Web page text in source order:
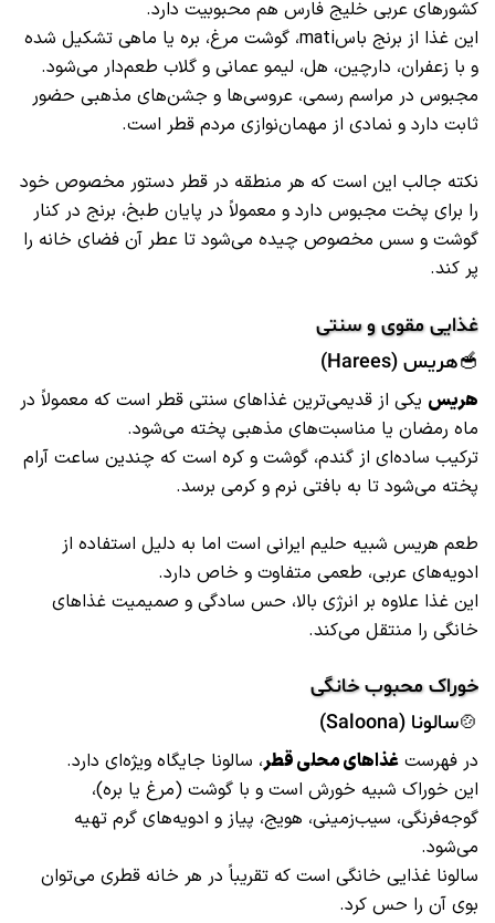
کشورهای عربی خلیج فارس هم محبوبیت دارد.
این غذا از برنج باسmati، گوشت مرغ، بره یا ماهی تشکیل شده
و با زعفران، دارچین، هل، لیمو عمانی و گلاب طعم‌دار می‌شود.
مجبوس در مراسم‌ رسمی، عروسی‌ها و جشن‌های مذهبی حضور
ثابت دارد و نمادی از مهمان‌نوازی مردم قطر است.
نکته جالب این است که هر منطقه در قطر دستور مخصوص خود
را برای پخت مجبوس دارد و معمولاً در پایان طبخ، برنج در کنار
گوشت و سس مخصوص چیده می‌شود تا عطر آن فضای خانه را
پر کند.
غذایی مقوی و سنتی
🥣هریس (Harees)
هریس یکی از قدیمی‌ترین غذاهای سنتی قطر است که معمولاً در
ماه رمضان یا مناسبت‌های مذهبی پخته می‌شود.
ترکیب ساده‌ای از گندم، گوشت و کره است که چندین ساعت آرام
پخته می‌شود تا به بافتی نرم و کرمی برسد.
طعم هریس شبیه حلیم ایرانی است اما به دلیل استفاده از
ادویه‌های عربی، طعمی متفاوت و خاص دارد.
این غذا علاوه بر انرژی بالا، حس سادگی و صمیمیت غذاهای
خانگی را منتقل می‌کند.
خوراک محبوب خانگی
🍲سالونا (Saloona)
در فهرست غذاهای محلی قطر، سالونا جایگاه ویژه‌ای دارد.
این خوراک شبیه خورش است و با گوشت (مرغ یا بره)،
گوجه‌فرنگی، سیب‌زمینی، هویج، پیاز و ادویه‌های گرم تهیه
می‌شود.
سالونا غذایی خانگی است که تقریباً در هر خانه قطری می‌توان
بوی آن را حس کرد.